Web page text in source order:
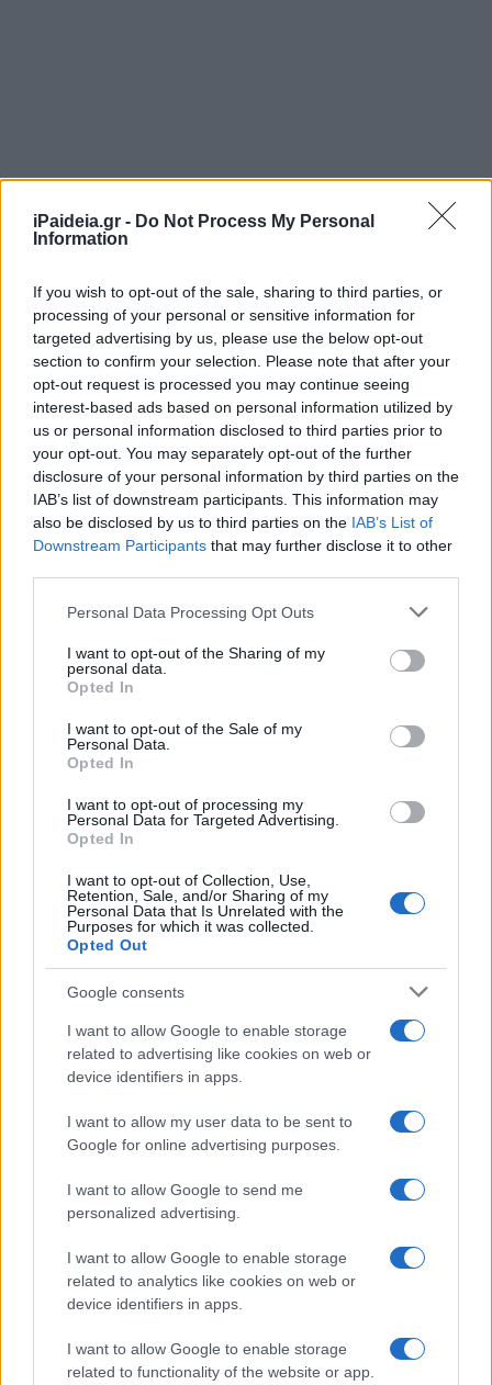
iPaideia.gr - Do Not Process My Personal
Information
If you wish to opt-out of the sale, sharing to third parties, or
processing of your personal or sensitive information for
targeted advertising by us, please use the below opt-out
section to confirm your selection. Please note that after your
opt-out request is processed you may continue seeing
interest-based ads based on personal information utilized by
us or personal information disclosed to third parties prior to
your opt-out. You may separately opt-out of the further
disclosure of your personal information by third parties on the
IAB’s list of downstream participants. This information may
also be disclosed by us to third parties on the IAB’s List of
Downstream Participants that may further disclose it to other
Please note that this website/app uses one or more Google
not limited to your visit or usage behaviour. You may click to
grant or deny consent to Google and its third-party tags to
use your data for below specified purposes in below Google
consent section.
Personal Data Processing Opt Outs
I want to opt-out of the Sharing of my
personal data.
Opted In
I want to opt-out of the Sale of my
Personal Data.
Opted In
I want to opt-out of processing my
Personal Data for Targeted Advertising.
Opted In
I want to opt-out of Collection, Use,
Retention, Sale, and/or Sharing of my
Personal Data that Is Unrelated with the
Purposes for which it was collected.
Opted Out
Google consents
I want to allow Google to enable storage
related to advertising like cookies on web or
device identifiers in apps.
I want to allow my user data to be sent to
Google for online advertising purposes.
I want to allow Google to send me
personalized advertising.
I want to allow Google to enable storage
related to analytics like cookies on web or
device identifiers in apps.
I want to allow Google to enable storage
related to functionality of the website or app.
Διδασκόντων (μέσα από συνεδρίασή του), είτε με την
συλλογή υπογραφών από κάθε εκπαιδευτικό.
Και με την πρωτοβουλία αυτή,παράλληλα με τις
αγωνιστικές κινητοποιήσεις, όπως την Τετάρτη 11 Μάη
αγώνας ενάντια στα άδικα, ταξικά μέτρα της Τράπεζας
Θεμάτων, της ΕΒΕ, να απαιτήσουμε, έστω και τώρα, να
αυξήθηκε.
Ακολουθεί το κείμενο:
Να μην εφαρμοστεί η Τράπεζα Θεμάτων, να μειωθεί
Οι μαθητές μας, μετά από 1,5 χρόνο εγκλεισμού και
τηλεκπαίδευσης, με αποτελέσματα επιβαρυντικά για την
ψυχοσυναισθηματική τους κατάσταση, αλλά και φοβερά
μαθησιακά και γνωστικά κενά, επέστρεψαν τη φετινή
σχολική χρονιά στα σχολεία. Η εκπαιδευτική
πραγματικότητα που αντιμετώπισαν δεν ήταν καθόλου
φυσιολογική, δεν είχαμε μια «κανονική» σχολική χρονιά.
μαθήματα, είχαμε ελλείψεις εκπαιδευτικών και δεκάδες
κενά, αρκετά από τα οποία παραμένουν μέχρι σήμερα. Οι
τελευταίοι αναπληρωτές έφτασαν στα σχολεία μέσα
στον Φλεβάρη και τον Μάρτη. Ταυτόχρονα, αυτή τη
χρονιά, λόγω της έκρηξης της πανδημίας, είχαμε